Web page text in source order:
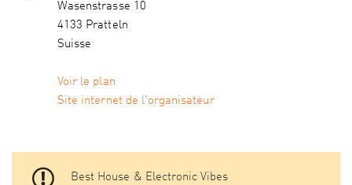
Wasenstrasse 10
4133 Pratteln
Suisse
Voir le plan
Site internet de l'organisateur
Best House & Electronic Vibes